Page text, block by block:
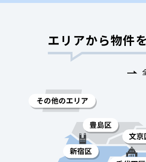
エリアから物件